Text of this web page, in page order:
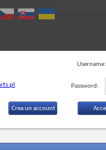
Username:
Password:
Crea un account